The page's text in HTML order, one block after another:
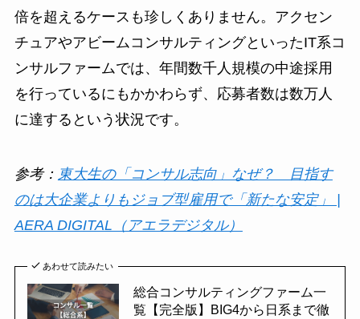
倍を超えるケースも珍しくありません。アクセン
チュアやアビームコンサルティングといったIT系コ
ンサルファームでは、年間数千人規模の中途採用
を行っているにもかかわらず、応募者数は数万人
に達するという状況です。
参考： 東大生の「コンサル志向」なぜ？ 目指す
のは大企業よりもジョブ型雇用で「新たな安定」 |
AERA DIGITAL（アエラデジタル）
あわせて読みたい
総合コンサルティングファーム一
覧【完全版】BIG4から日系まで徹